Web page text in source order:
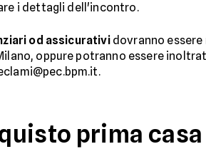
i dettagli dell'incontro.
od assicuratividovranno
Milano, oppure potranno essere
prima casa